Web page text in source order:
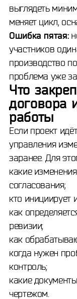
выглядеть
меняет цикл,
Ошибка пятая:
участников
производство
проблема уже
Что
договора
работы
Если проект
управления
заранее. Для
какие
согласования;
кто инициирует
как
ревизии;
как
когда нужен
контроль;
какие
чертежом.